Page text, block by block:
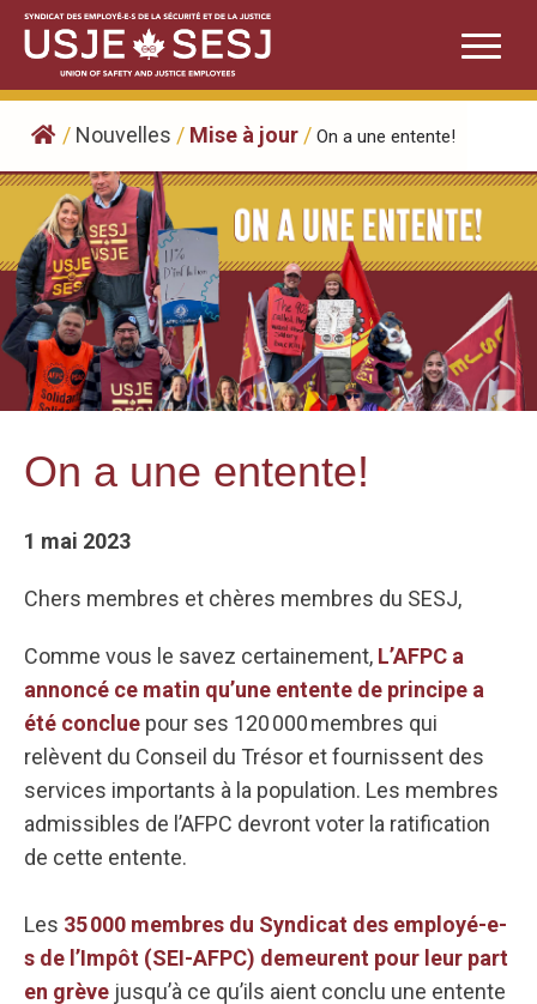
Skip
content
/ Nouvelles / Mise à jour / On a une entente!
On a une entente!
1 mai 2023
Chers membres et chères membres du SESJ,
Comme vous le savez certainement, L’AFPC a
annoncé ce matin qu’une entente de principe a
été conclue pour ses 120 000 membres qui
relèvent du Conseil du Trésor et fournissent des
services importants à la population. Les membres
admissibles de l’AFPC devront voter la ratification
de cette entente.
Les 35 000 membres du Syndicat des employé-e-
s de l’Impôt (SEI-AFPC) demeurent pour leur part
en grève jusqu’à ce qu’ils aient conclu une entente